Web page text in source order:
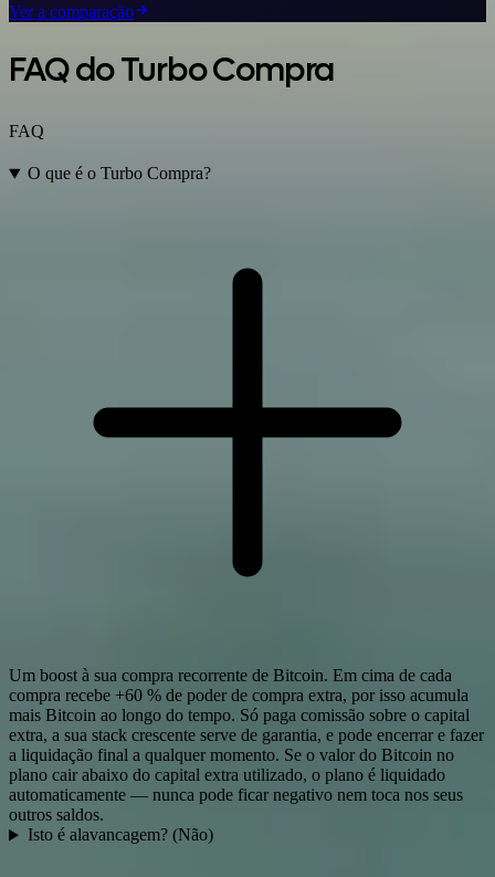
Ver a comparação
FAQ do Turbo Compra
FAQ
O que é o Turbo Compra?
Um boost à sua compra recorrente de Bitcoin. Em cima de cada
compra recebe +60 % de poder de compra extra, por isso acumula
mais Bitcoin ao longo do tempo. Só paga comissão sobre o capital
extra, a sua stack crescente serve de garantia, e pode encerrar e fazer
a liquidação final a qualquer momento. Se o valor do Bitcoin no
plano cair abaixo do capital extra utilizado, o plano é liquidado
automaticamente — nunca pode ficar negativo nem toca nos seus
outros saldos.
Isto é alavancagem? (Não)